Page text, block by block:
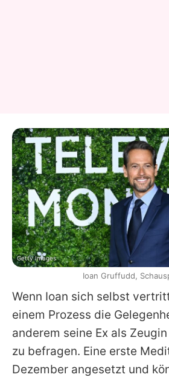
Wenn Ioan sich selbst
einem Prozess die
anderem seine Ex als
zu befragen. Eine erste
Dezember angesetzt und
Getty Images
Ioan Gruffudd,